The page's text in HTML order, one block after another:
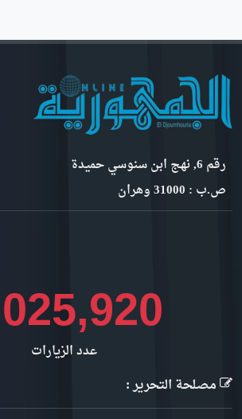
رقم 6, نهج ابن سنوسي حميدة
ص.ب : 31000 وهران
عدد الزيارات
مصلحة التحرير :